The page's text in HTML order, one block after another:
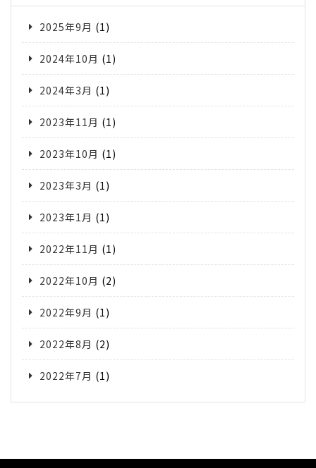
2025年9月 (1)
2024年10月 (1)
2024年3月 (1)
2023年11月 (1)
2023年10月 (1)
2023年3月 (1)
2023年1月 (1)
2022年11月 (1)
2022年10月 (2)
2022年9月 (1)
2022年8月 (2)
2022年7月 (1)